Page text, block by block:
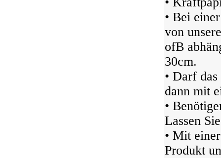
• Bei
von
ofB
30cm.
• Darf
dann mit
•
Lassen
• Mit
Produkt